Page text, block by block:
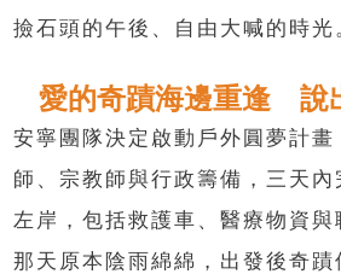
撿石頭的午後、自由大喊的時光
愛的奇蹟海邊重逢 說
安寧團隊決定啟動戶外圓夢計畫
師、宗教師與行政籌備，三天內
左岸，包括救護車、醫療物資
那天原本陰雨綿綿，出發後奇蹟